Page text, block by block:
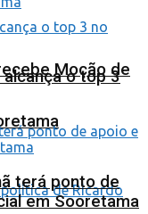
Moção de
o top 3
terá ponto de
em Sooretama